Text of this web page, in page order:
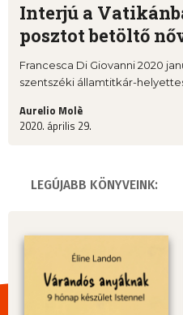
Interjú a
posztot betöltő
Francesca Di Giovanni 2020
szentszéki államtitkár-
Aurelio Molè
2020. április 29.
LEGÚJABB KÖNYVEINK: